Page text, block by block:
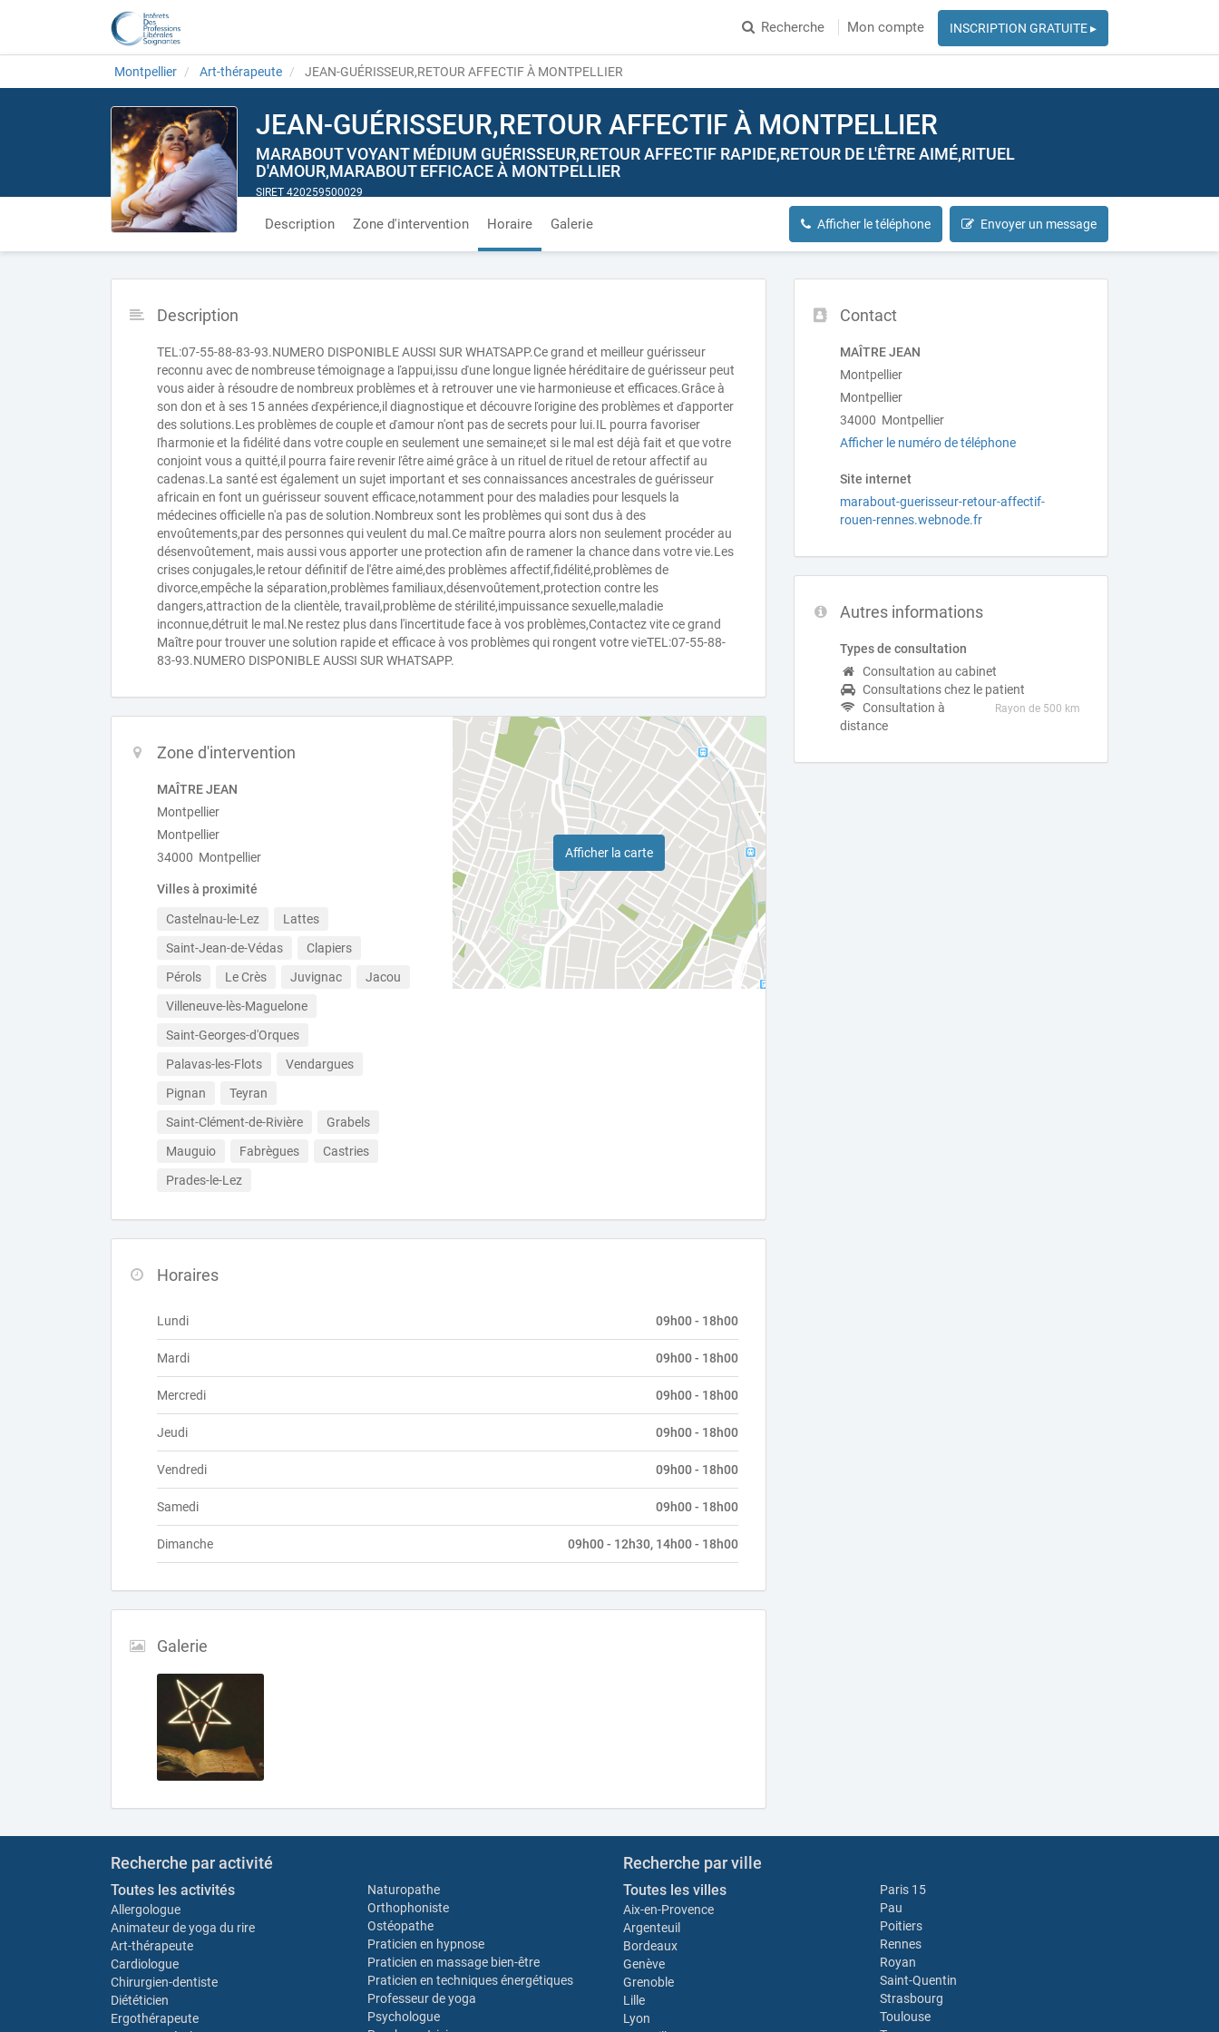
Recherche Mon compte INSCRIPTION GRATUITE ▸
Montpellier Art-thérapeute JEAN-GUÉRISSEUR,RETOUR AFFECTIF À MONTPELLIER
JEAN-GUÉRISSEUR,RETOUR AFFECTIF À MONTPELLIER
MARABOUT VOYANT MÉDIUM GUÉRISSEUR,RETOUR AFFECTIF RAPIDE,RETOUR DE L'ÊTRE AIMÉ,RITUEL
D'AMOUR,MARABOUT EFFICACE À MONTPELLIER
SIRET 420259500029
Description Zone d'intervention Horaire Galerie Afficher le téléphone Envoyer un message
Contact
MAÎTRE JEAN
Montpellier
Montpellier
34000 Montpellier
Afficher le numéro de téléphone
Site internet
marabout-guerisseur-retour-affectif-
rouen-rennes.webnode.fr
Autres informations
Types de consultation
Consultation au cabinet
Consultations chez le patient
Rayon de 500 km
Consultation à
distance
Description
TEL:07-55-88-83-93.NUMERO DISPONIBLE AUSSI SUR WHATSAPP.Ce grand et meilleur guérisseur
reconnu avec de nombreuse témoignage a ľappui,issu ďune longue lignée héréditaire de guérisseur peut
vous aider à résoudre de nombreux problèmes et à retrouver une vie harmonieuse et efficaces.Grâce à
son don et à ses 15 années ďexpérience,il diagnostique et découvre ľorigine des problèmes et ďapporter
des solutions.Les problèmes de couple et ďamour n'ont pas de secrets pour lui.IL pourra favoriser
ľharmonie et la fidélité dans votre couple en seulement une semaine;et si le mal est déjà fait et que votre
conjoint vous a quitté,il pourra faire revenir ľêtre aimé grâce à un rituel de rituel de retour affectif au
cadenas.La santé est également un sujet important et ses connaissances ancestrales de guérisseur
africain en font un guérisseur souvent efficace,notamment pour des maladies pour lesquels la
médecines officielle n'a pas de solution.Nombreux sont les problèmes qui sont dus à des
envoûtements,par des personnes qui veulent du mal.Ce maître pourra alors non seulement procéder au
désenvoûtement, mais aussi vous apporter une protection afin de ramener la chance dans votre vie.Les
crises conjugales,le retour définitif de l'être aimé,des problèmes affectif,fidélité,problèmes de
divorce,empêche la séparation,problèmes familiaux,désenvoûtement,protection contre les
dangers,attraction de la clientèle, travail,problème de stérilité,impuissance sexuelle,maladie
inconnue,détruit le mal.Ne restez plus dans l'incertitude face à vos problèmes,Contactez vite ce grand
Maître pour trouver une solution rapide et efficace à vos problèmes qui rongent votre vieTEL:07-55-88-
83-93.NUMERO DISPONIBLE AUSSI SUR WHATSAPP.
Zone d'intervention
MAÎTRE JEAN
Montpellier
Montpellier
34000 Montpellier
Villes à proximité
Castelnau-le-Lez
Lattes
Saint-Jean-de-Védas
Clapiers
Pérols
Le Crès Juvignac
Jacou
Villeneuve-lès-Maguelone
Saint-Georges-d'Orques
Palavas-les-Flots
Vendargues
Pignan
Teyran
Saint-Clément-de-Rivière
Grabels
Mauguio
Fabrègues
Castries
Prades-le-Lez
Afficher la carte
Horaires
Lundi 09h00 - 18h00
Mardi 09h00 - 18h00
Mercredi 09h00 - 18h00
Jeudi 09h00 - 18h00
Vendredi 09h00 - 18h00
Samedi 09h00 - 18h00
Dimanche 09h00 - 12h30, 14h00 - 18h00
Galerie
Recherche par activité
Toutes les activités
Allergologue
Animateur de yoga du rire
Art-thérapeute
Cardiologue
Chirurgien-dentiste
Diététicien
Ergothérapeute
Naturopathe
Orthophoniste
Ostéopathe
Praticien en hypnose
Praticien en massage bien-être
Praticien en techniques énergétiques
Professeur de yoga
Psychologue
Recherche par ville
Toutes les villes
Aix-en-Provence
Argenteuil
Bordeaux
Genève
Grenoble
Lille
Lyon
Paris 15
Pau
Poitiers
Rennes
Royan
Saint-Quentin
Strasbourg
Toulouse